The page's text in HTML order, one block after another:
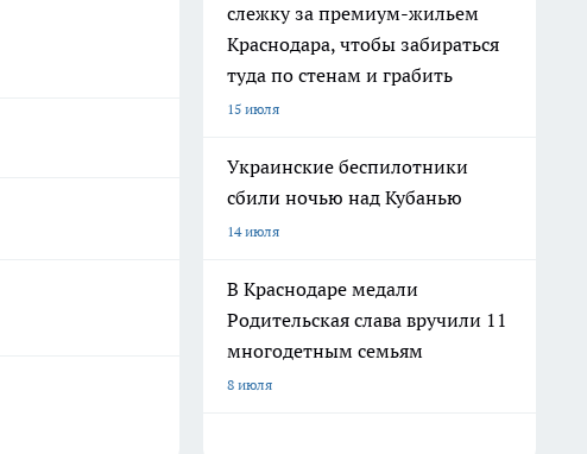
слежку за премиум-жильем
Краснодара, чтобы забираться
туда по стенам и грабить
15 июля
Украинские беспилотники
сбили ночью над Кубанью
14 июля
В Краснодаре медали
Родительская слава вручили 11
многодетным семьям
8 июля